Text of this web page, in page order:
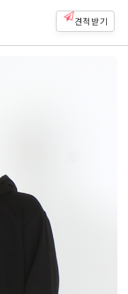
견적받기